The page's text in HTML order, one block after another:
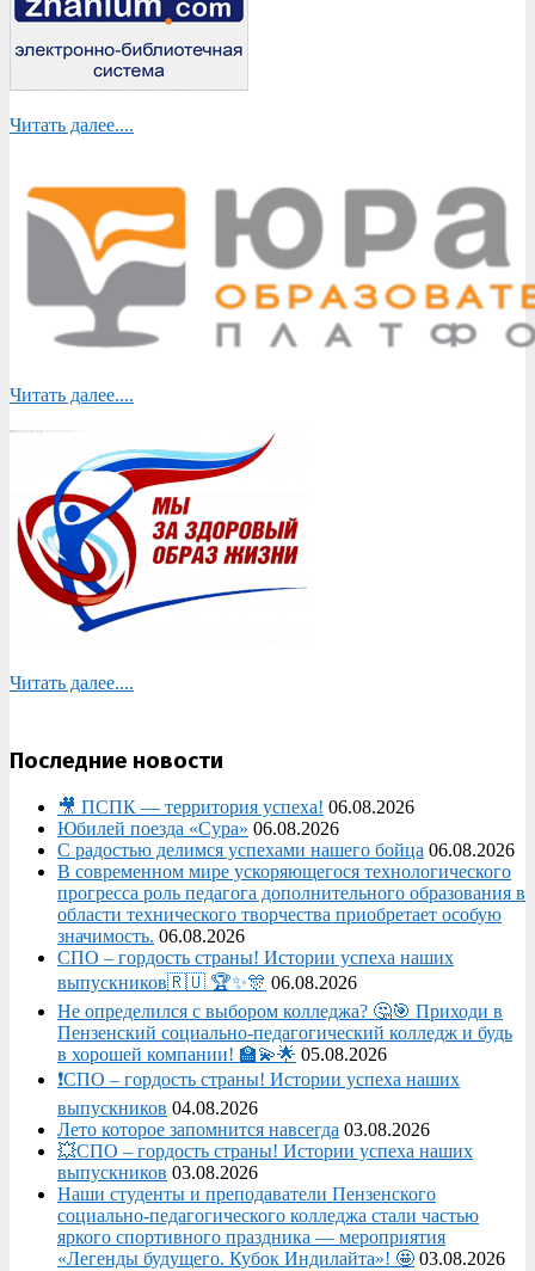
Читать далее....
Читать далее....
Читать далее....
Последние новости
🎥 ПСПК — территория успеха! 06.08.2026
Юбилей поезда «Сура» 06.08.2026
С радостью делимся успехами нашего бойца 06.08.2026
В современном мире ускоряющегося технологического
прогресса роль педагога дополнительного образования в
области технического творчества приобретает особую
значимость. 06.08.2026
СПО – гордость страны! Истории успеха наших
выпускников🇷🇺 🏆✨🎊 06.08.2026
Не определился с выбором колледжа? 🤔🎯 Приходи в
Пензенский социально-педагогический колледж и будь
в хорошей компании! 🏫💫🌟 05.08.2026
❗СПО – гордость страны! Истории успеха наших
выпускников 04.08.2026
Лето которое запомнится навсегда 03.08.2026
💥СПО – гордость страны! Истории успеха наших
выпускников 03.08.2026
Наши студенты и преподаватели Пензенского
социально‑педагогического колледжа стали частью
яркого спортивного праздника — мероприятия
«Легенды будущего. Кубок Индилайта»! 🤩 03.08.2026